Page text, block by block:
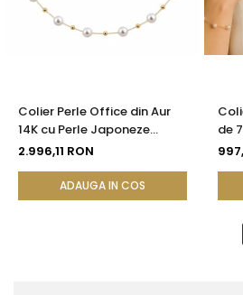
Colier Perle Office din Aur
14K cu Perle Japoneze
Akoya 5,5 mm și Bile de Aur |
2.996,11 RON
ADAUGA IN COS
de
Aur